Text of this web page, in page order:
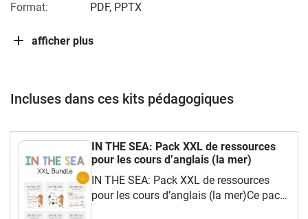
Format:
PDF, PPTX
afficher plus
Incluses dans ces kits pédagogiques
IN THE SEA: Pack XXL de ressources
pour les cours d’anglais (la mer)
IN THE SEA: Pack XXL de ressources
pour les cours d’anglais (la mer)Ce pack